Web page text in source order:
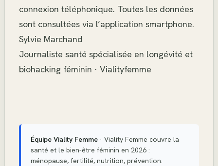
connexion téléphonique. Toutes les données
sont consultées via l’application smartphone.
Sylvie Marchand
Journaliste santé spécialisée en longévité et
biohacking féminin · Vialityfemme
Équipe Viality Femme · Viality Femme couvre la
santé et le bien-être féminin en 2026 :
ménopause, fertilité, nutrition, prévention.